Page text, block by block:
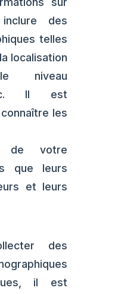
des
telles
localisation
le niveau
Il est
les
de votre
que leurs
et leurs
des
il est